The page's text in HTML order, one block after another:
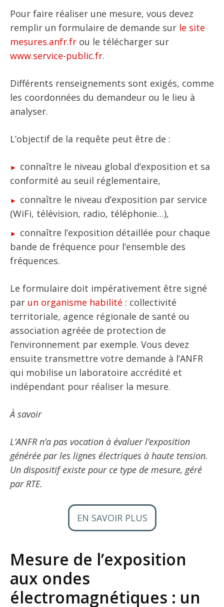
Pour faire réaliser une mesure, vous devez
remplir un formulaire de demande sur le site
mesures.anfr.fr ou le télécharger sur
www.service-public.fr.
Différents renseignements sont exigés, comme
les coordonnées du demandeur ou le lieu à
analyser.
L’objectif de la requête peut être de :
connaître le niveau global d’exposition et sa
conformité au seuil réglementaire,
connaître le niveau d’exposition par service
(WiFi, télévision, radio, téléphonie…),
connaître l’exposition détaillée pour chaque
bande de fréquence pour l’ensemble des
fréquences.
Le formulaire doit impérativement être signé
par un organisme habilité : collectivité
territoriale, agence régionale de santé ou
association agréée de protection de
l’environnement par exemple. Vous devez
ensuite transmettre votre demande à l’ANFR
qui mobilise un laboratoire accrédité et
indépendant pour réaliser la mesure.
À savoir
L’ANFR n’a pas vocation à évaluer l’exposition
générée par les lignes électriques à haute tension.
Un dispositif existe pour ce type de mesure, géré
par RTE.
EN SAVOIR PLUS
Mesure de l’exposition
aux ondes
électromagnétiques : un